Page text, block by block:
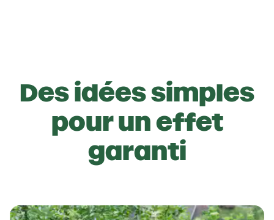
Des idées simples
pour un effet
garanti